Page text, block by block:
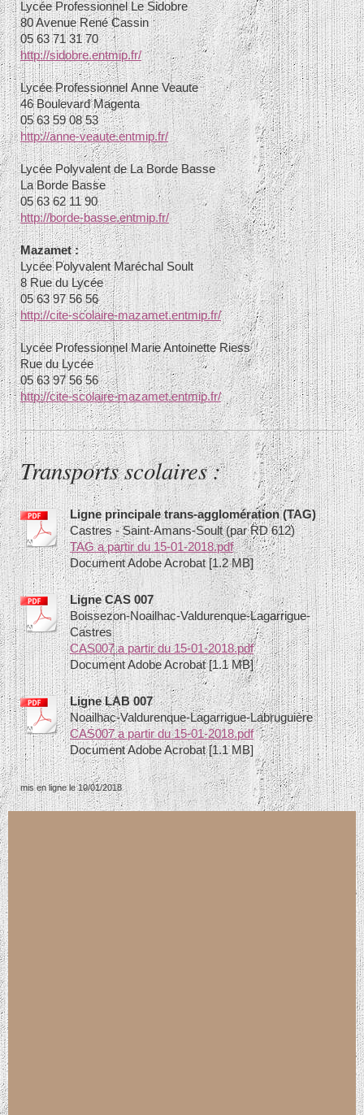
Lycée ProfessionnelLe Sidobre
80 Avenue René Cassin
05 63 71 31 70
http://sidobre.entmip.fr/
Lycée ProfessionnelAnne Veaute
46 Boulevard Magenta
05 63 59 08 53
http://anne-veaute.entmip.fr/
Lycée Polyvalent deLa Borde Basse
La Borde Basse
05 63 62 11 90
http://borde-basse.entmip.fr/
Mazamet :
Lycée PolyvalentMaréchal Soult
8 Rue du Lycée
05 63 97 56 56
http://cite-scolaire-mazamet.entmip.fr/
Lycée ProfessionnelMarie Antoinette Riess
Rue du Lycée
05 63 97 56 56
http://cite-scolaire-mazamet.entmip.fr/
Transports scolaires :
Ligne principale trans-agglomération (TAG)
Castres - Saint-Amans-Soult (par RD 612)
TAG a partir du 15-01-2018.pdf
Document Adobe Acrobat [1.2 MB]
Ligne CAS 007
Boissezon-Noailhac-Valdurenque-Lagarrigue-
Castres
CAS007 a partir du 15-01-2018.pdf
Document Adobe Acrobat [1.1 MB]
Ligne LAB 007
Noailhac-Valdurenque-Lagarrigue-Labruguière
CAS007 a partir du 15-01-2018.pdf
Document Adobe Acrobat [1.1 MB]
mis en ligne le 10/01/2018